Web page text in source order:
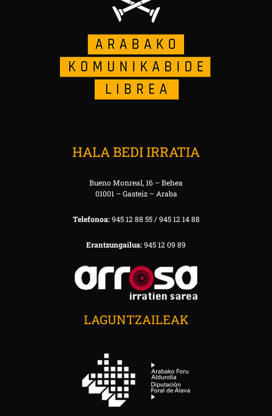
HALA BEDI IRRATIA
Bueno Monreal, 16 – Behea
01001 – Gasteiz – Araba
Telefonoa:945 12 88 55 / 945 12 14 88
Erantzungailua:945 12 09 89
LAGUNTZAILEAK